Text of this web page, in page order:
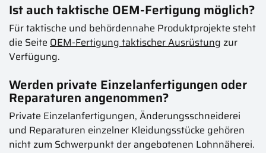
Ist auch taktische OEM-Fertigung möglich?
Für taktische und behördennahe Produktprojekte steht
die Seite OEM-Fertigung taktischer Ausrüstung zur
Verfügung.
Werden private Einzelanfertigungen oder
Reparaturen angenommen?
Private Einzelanfertigungen, Änderungsschneiderei
und Reparaturen einzelner Kleidungsstücke gehören
nicht zum Schwerpunkt der angebotenen Lohnnäherei.